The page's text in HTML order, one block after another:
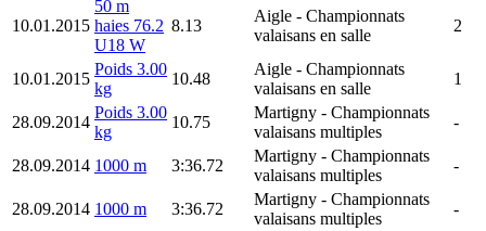
10.01.2015
50 m
haies 76.2
U18 W
8.13
Aigle - Championnats
valaisans en salle
2
10.01.2015
Poids 3.00
kg
10.48
Aigle - Championnats
valaisans en salle
1
28.09.2014
Poids 3.00
kg
10.75
Martigny - Championnats
valaisans multiples
-
28.09.2014 1000 m 3:36.72
Martigny - Championnats
valaisans multiples
-
28.09.2014 1000 m 3:36.72
Martigny - Championnats
valaisans multiples
-